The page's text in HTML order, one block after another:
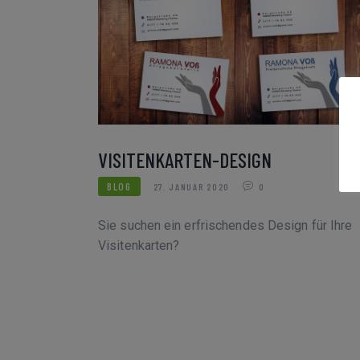
VISITENKARTEN-DESIGN
BLOG 27. JANUAR 2020 0
Sie suchen ein erfrischendes Design für Ihre
Visitenkarten?